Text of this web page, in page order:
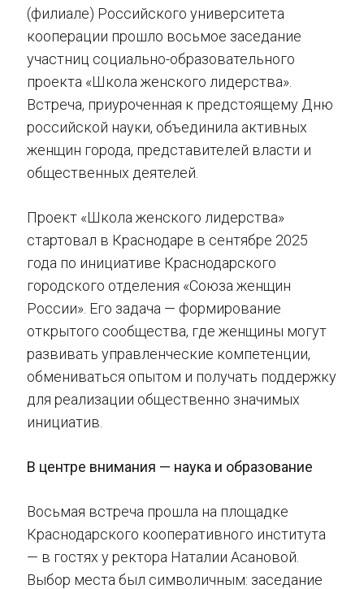
(филиале) Российского университета
кооперации прошло восьмое заседание
участниц социально-образовательного
проекта «Школа женского лидерства».
Встреча, приуроченная к предстоящему Дню
российской науки, объединила активных
женщин города, представителей власти и
общественных деятелей.
Проект «Школа женского лидерства»
стартовал в Краснодаре в сентябре 2025
года по инициативе Краснодарского
городского отделения «Союза женщин
России». Его задача — формирование
открытого сообщества, где женщины могут
развивать управленческие компетенции,
обмениваться опытом и получать поддержку
для реализации общественно значимых
инициатив.
В центре внимания — наука и образование
Восьмая встреча прошла на площадке
Краснодарского кооперативного института
— в гостях у ректора Наталии Асановой.
Выбор места был символичным: заседание